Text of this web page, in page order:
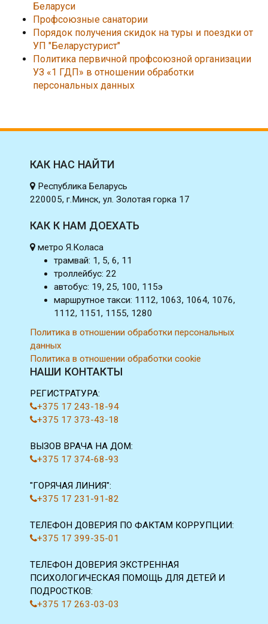
Беларуси
Профсоюзные санатории
Порядок получения скидок на туры и поездки от
УП "Беларустурист"
Политика первичной профсоюзной организации
УЗ «1 ГДП» в отношении обработки
персональных данных
КАК НАС НАЙТИ
Республика Беларусь
220005, г.Минск, ул. Золотая горка 17
КАК К НАМ ДОЕХАТЬ
метро Я.Коласа
трамвай: 1, 5, 6, 11
троллейбус: 22
автобус: 19, 25, 100, 115э
маршрутное такси: 1112, 1063, 1064, 1076,
1112, 1151, 1155, 1280
Политика в отношении обработки персональных
данных
Политика в отношении обработки cookie
НАШИ КОНТАКТЫ
РЕГИСТРАТУРА:
+375 17 243-18-94
+375 17 373-43-18
ВЫЗОВ ВРАЧА НА ДОМ:
+375 17 374-68-93
"ГОРЯЧАЯ ЛИНИЯ":
+375 17 231-91-82
ТЕЛЕФОН ДОВЕРИЯ ПО ФАКТАМ КОРРУПЦИИ:
+375 17 399-35-01
ТЕЛЕФОН ДОВЕРИЯ ЭКСТРЕННАЯ
ПСИХОЛОГИЧЕСКАЯ ПОМОЩЬ ДЛЯ ДЕТЕЙ И
ПОДРОСТКОВ:
+375 17 263-03-03